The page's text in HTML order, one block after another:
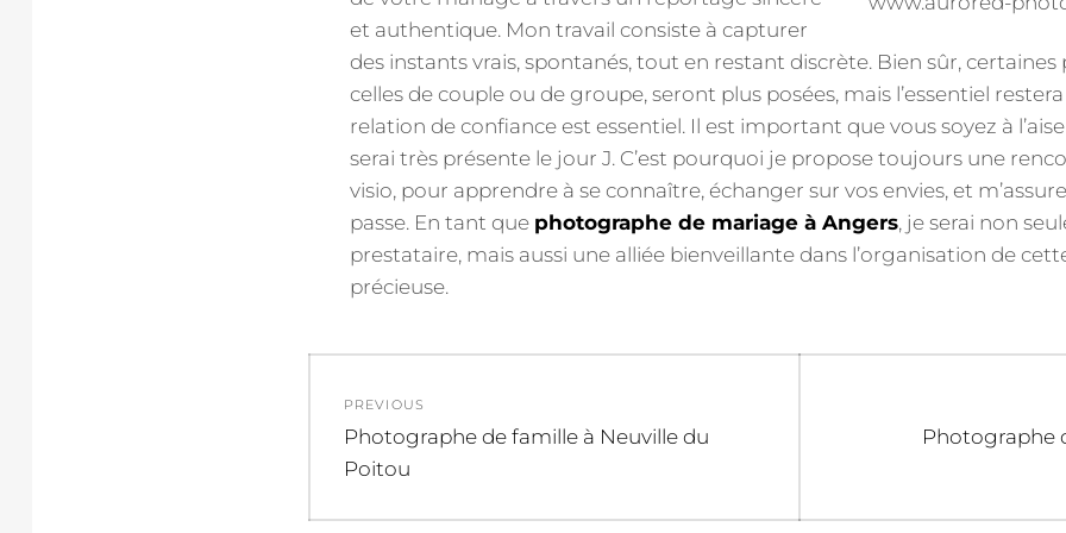
et authentique. Mon travail consiste à capturer
des instants vrais, spontanés, tout en restant discrète. Bien sûr,
celles de couple ou de groupe, seront plus posées, mais l’essentiel
relation de confiance est essentiel. Il est important que vous soyez à
serai très présente le jour J. C’est pourquoi je propose toujours une
visio, pour apprendre à se connaître, échanger sur vos envies, et
passe. En tant que photographe de mariage à Angers, je serai non
prestataire, mais aussi une alliée bienveillante dans l’organisation de
précieuse.
de
PREVIOUS
Previous
post:
Photographe de famille à Neuville du
Poitou
Next
Photographe